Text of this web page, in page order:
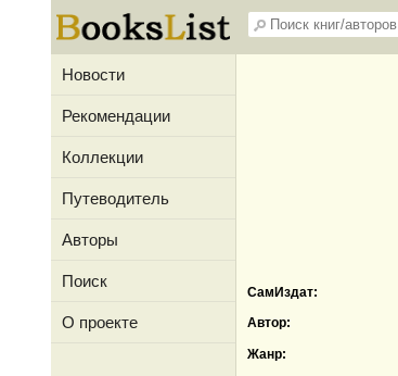
Новости
Рекомендации
Коллекции
Путеводитель
Авторы
Поиск
О проекте
СамИздат:
Автор:
Жанр: